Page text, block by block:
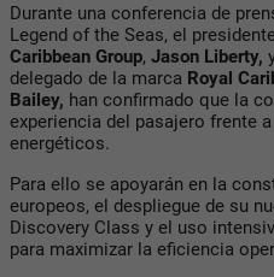
Durante una conferencia de
Legend of the Seas, el
Caribbean Group, Jason Liberty,
delegado de la marca Royal
Bailey, han confirmado que la
experiencia del pasajero frente
energéticos.
Para ello se apoyarán en la
europeos, el despliegue de su
Discovery Class y el uso
para maximizar la eficiencia